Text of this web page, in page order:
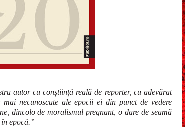
autor cu conștiință reală de reporter, cu adevărat
mai necunoscute ale epocii ei din punct de vedere
dincolo de moralismul pregnant, o dare de seamă
epocă.”